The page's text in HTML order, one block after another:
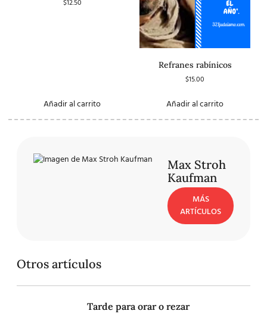
$12.50
Añadir al carrito
Refranes rabínicos
$15.00
Añadir al carrito
Max Stroh
Kaufman
MÁS
ARTÍCULOS
Otros artículos
Tarde para orar o rezar